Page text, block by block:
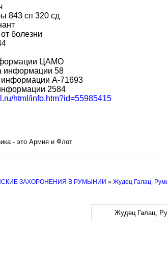
843 сп 320 сд
болезни
ЦАМО
информации 58
информации А-71693
2584
html/info.htm?id=55985415
- это Армия и Флот
ЗАХОРОНЕНИЯ В РУМЫНИИ » Жудец Галац,